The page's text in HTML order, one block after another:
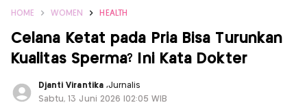
HOME WOMEN HEALTH
Celana Ketat pada Pria Bisa Turunkan
Kualitas Sperma? Ini Kata Dokter
Djanti Virantika ,Jurnalis
Sabtu, 13 Juni 2026 |02:05 WIB